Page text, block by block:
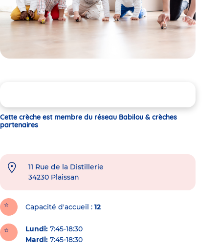
Cette crèche est membre du réseau Babilou & crèches
partenaires
11 Rue de la Distillerie
34230 Plaissan
Capacité d'accueil 12
Lundi: 7:45-18:30
Mardi: 7:45-18:30